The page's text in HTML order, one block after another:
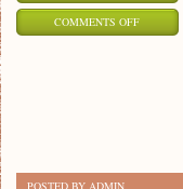
COMMENTS OFFON
POSTED BY ADMIN